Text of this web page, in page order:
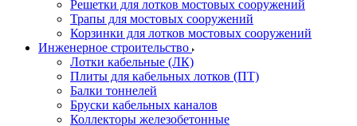
Решетки для лотков мостовых сооружений
Трапы для мостовых сооружений
Корзинки для лотков мостовых сооружений
Инженерное строительство
Лотки кабельные (ЛК)
Плиты для кабельных лотков (ПТ)
Балки тоннелей
Бруски кабельных каналов
Коллекторы железобетонные